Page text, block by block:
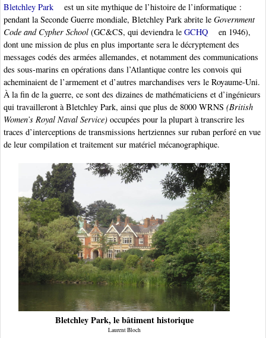
Bletchley Park
est un site mythique de l’histoire de l’informatique :
pendant la Seconde Guerre mondiale, Bletchley Park abrite le Government
Code and Cypher School (GC&CS, qui deviendra le GCHQ
en 1946),
dont une mission de plus en plus importante sera le décryptement des
messages codés des armées allemandes, et notamment des communications
des sous-marins en opérations dans l’Atlantique contre les convois qui
acheminaient de l’armement et d’autres marchandises vers le Royaume-Uni.
À la fin de la guerre, ce sont des dizaines de mathématiciens et d’ingénieurs
qui travailleront à Bletchley Park, ainsi que plus de 8000 WRNS (British
Women’s Royal Naval Service) occupées pour la plupart à transcrire les
traces d’interceptions de transmissions hertziennes sur ruban perforé en vue
de leur compilation et traitement sur matériel mécanographique.
Bletchley Park, le bâtiment historique
Laurent Bloch